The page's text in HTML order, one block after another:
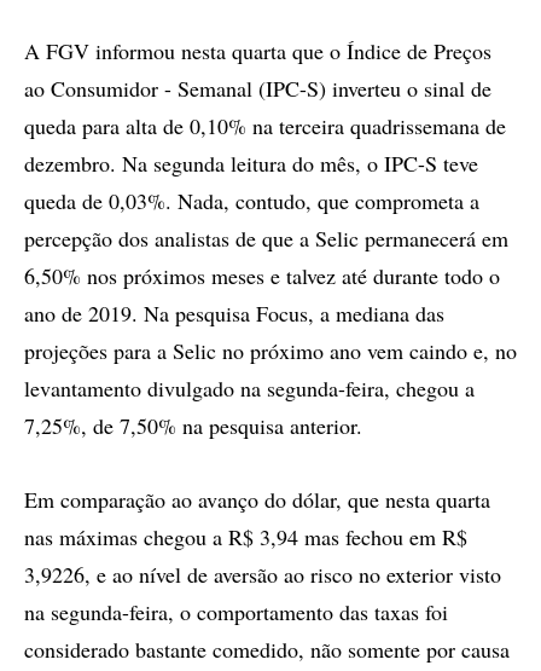
A FGV informou nesta quarta que o Índice de Preços
ao Consumidor - Semanal (IPC-S) inverteu o sinal de
queda para alta de 0,10% na terceira quadrissemana de
dezembro. Na segunda leitura do mês, o IPC-S teve
queda de 0,03%. Nada, contudo, que comprometa a
percepção dos analistas de que a Selic permanecerá em
6,50% nos próximos meses e talvez até durante todo o
ano de 2019. Na pesquisa Focus, a mediana das
projeções para a Selic no próximo ano vem caindo e, no
levantamento divulgado na segunda-feira, chegou a
7,25%, de 7,50% na pesquisa anterior.
Em comparação ao avanço do dólar, que nesta quarta
nas máximas chegou a R$ 3,94 mas fechou em R$
3,9226, e ao nível de aversão ao risco no exterior visto
na segunda-feira, o comportamento das taxas foi
considerado bastante comedido, não somente por causa